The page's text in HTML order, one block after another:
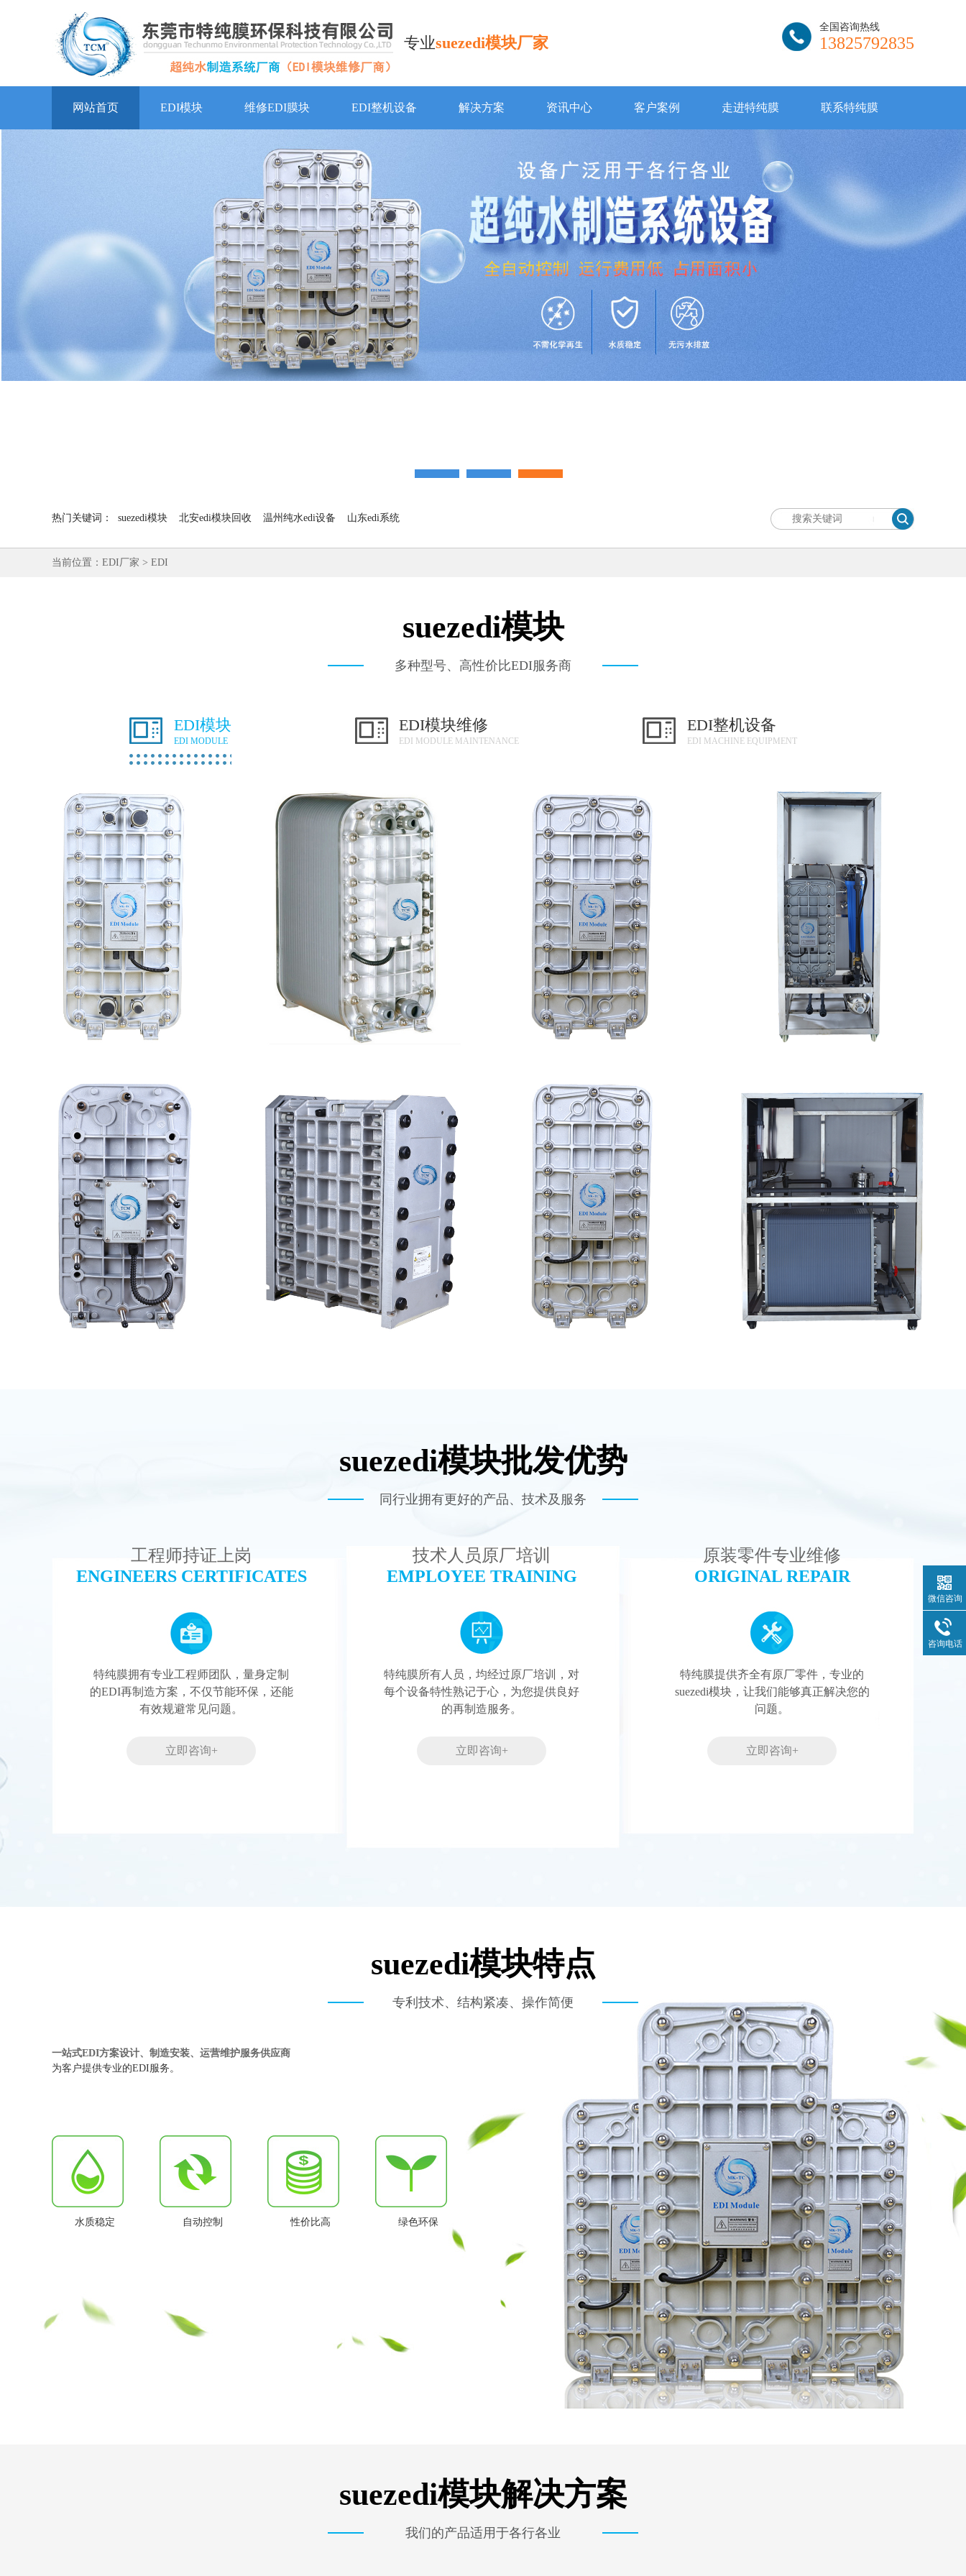
专业suezedi模块厂家
全国咨询热线
13825792835
网站首页 EDI模块 维修EDI膜块 EDI整机设备 解决方案 资讯中心 客户案例 走进特纯膜 联系特纯膜
热门关键词： suezedi模块 北安edi模块回收 温州纯水edi设备 山东edi系统
当前位置： EDI厂家 > EDI
suezedi模块
多种型号、高性价比EDI服务商
EDI模块
EDI MODULE
EDI模块维修
EDI MODULE MAINTENANCE
EDI整机设备
EDI MACHINE EQUIPMENT
EDI超纯水处理设备
查看详情
麦克尼斯EDI模块维修
查看详情
MK-TC100 EDI超纯水处理设备
查看详情
MK-TC50 EDI设备
查看详情
GE EDI模块维修
查看详情
MK-TC100 EDI超纯水处理设备
查看详情
suezedi模块批发优势
同行业拥有更好的产品、技术及服务
工程师持证上岗
ENGINEERS CERTIFICATES
特纯膜拥有专业工程师团队，量身定制
的EDI再制造方案，不仅节能环保，还能
有效规避常见问题。
立即咨询+
技术人员原厂培训
EMPLOYEE TRAINING
特纯膜所有人员，均经过原厂培训，对
每个设备特性熟记于心，为您提供良好
的再制造服务。
立即咨询+
原装零件专业维修
ORIGINAL REPAIR
特纯膜提供齐全有原厂零件，专业的
suezedi模块，让我们能够真正解决您的
问题。
立即咨询+
suezedi模块特点
专利技术、结构紧凑、操作简便
一站式EDI方案设计、制造安装、运营维护服务供应商
为客户提供专业的EDI服务。
水质稳定 自动控制 性价比高 绿色环保
suezedi模块解决方案
我们的产品适用于各行各业
微信咨询
咨询电话